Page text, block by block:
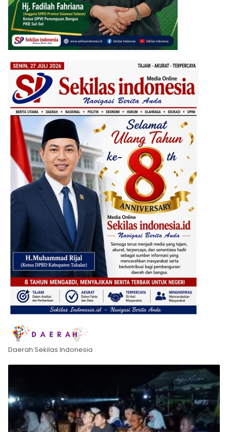
Daerah Sekilas Indonesia